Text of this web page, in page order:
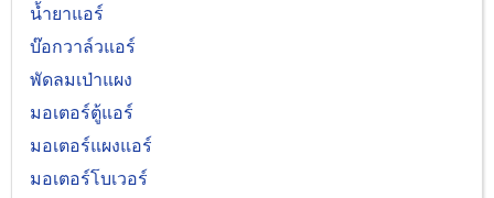
น้ำยาแอร์
บ๊อกวาล์วแอร์
พัดลมเป่าแผง
มอเตอร์ตู้แอร์
มอเตอร์แผงแอร์
มอเตอร์โบเวอร์